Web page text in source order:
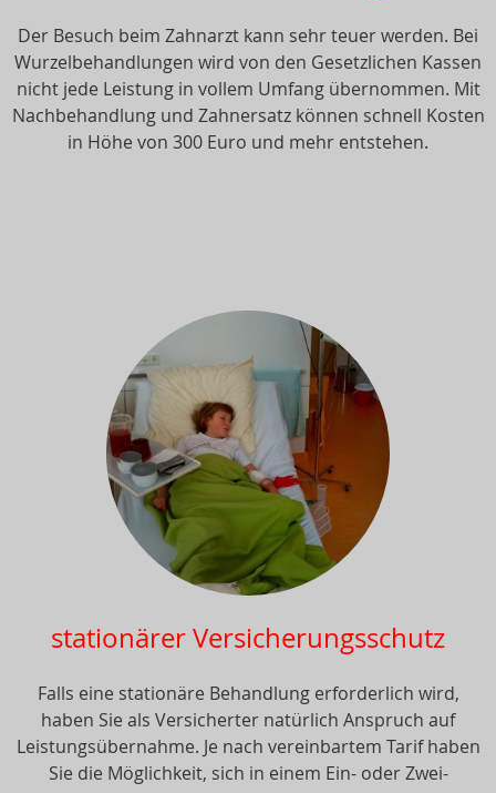
Der Besuch beim Zahnarzt kann sehr teuer werden. Bei
Wurzelbehandlungen wird von den Gesetzlichen Kassen
nicht jede Leistung in vollem Umfang übernommen. Mit
Nachbehandlung und Zahnersatz können schnell Kosten
in Höhe von 300 Euro und mehr entstehen.
stationärer Versicherungsschutz
Falls eine stationäre Behandlung erforderlich wird,
haben Sie als Versicherter natürlich Anspruch auf
Leistungsübernahme. Je nach vereinbartem Tarif haben
Sie die Möglichkeit, sich in einem Ein- oder Zwei-